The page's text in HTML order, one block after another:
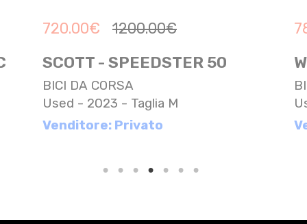
720.00€ 1200.00€
SCOTT - SPEEDSTER 50
BICI DA CORSA
Used - 2023 - Taglia M
Venditore: Privato